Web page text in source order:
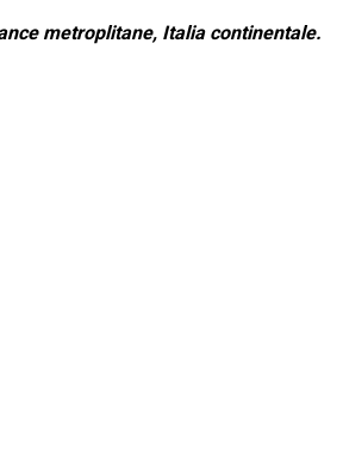
metroplitane, Italia continentale.